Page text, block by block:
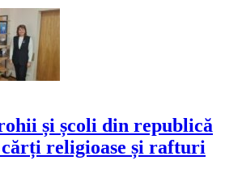
și școli din republică
religioase și rafturi